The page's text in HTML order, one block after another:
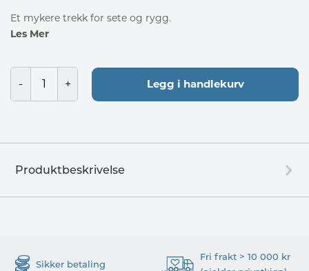
Et mykere trekk for sete og rygg.
Les Mer
Legg i handlekurv
Produktbeskrivelse
Sikker betaling
Fri frakt > 10 000 kr